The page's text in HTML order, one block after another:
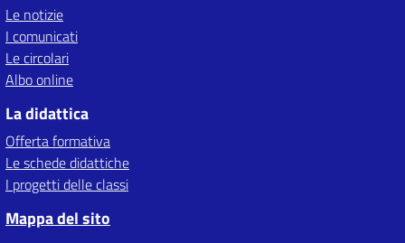
Le notizie
I comunicati
Le circolari
Albo online
La didattica
Offerta formativa
Le schede didattiche
I progetti delle classi
Mappa del sito